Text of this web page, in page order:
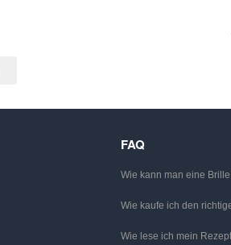
FAQ
Wie kann man eine
Wie kaufe ich den
Wie lese ich mein